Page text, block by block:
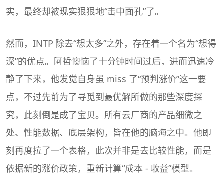
实，最终却被现实狠狠地“击中面孔”了。
然而，INTP 除去“想太多”之外，存在着一个名为“想得
深”的优点。阿哲懊恼了十分钟时间过后，进而迅速冷
静了下来，他发觉自身虽 miss 了“预判涨价”这一要
点，不过先前为了寻觅到最优解所做的那些深度探
究，此刻倒是成了宝贝。所有云厂商的产品细微之
处、性能数据、底层架构，皆在他的脑海之中。他即
刻再度拉了一个表格，此次并非是去比较性能，而是
依据新的涨价政策，重新计算“成本 - 收益”模型。